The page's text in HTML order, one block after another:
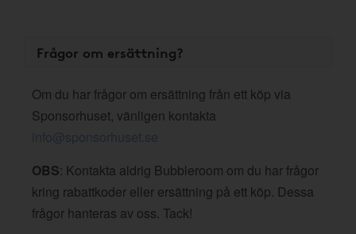
Frågor om ersättning?
Om du har frågor om ersättning från ett köp via
Sponsorhuset, vänligen kontakta
info@sponsorhuset.se
OBS: Kontakta aldrig Bubbleroom om du har frågor
kring rabattkoder eller ersättning på ett köp. Dessa
frågor hanteras av oss. Tack!